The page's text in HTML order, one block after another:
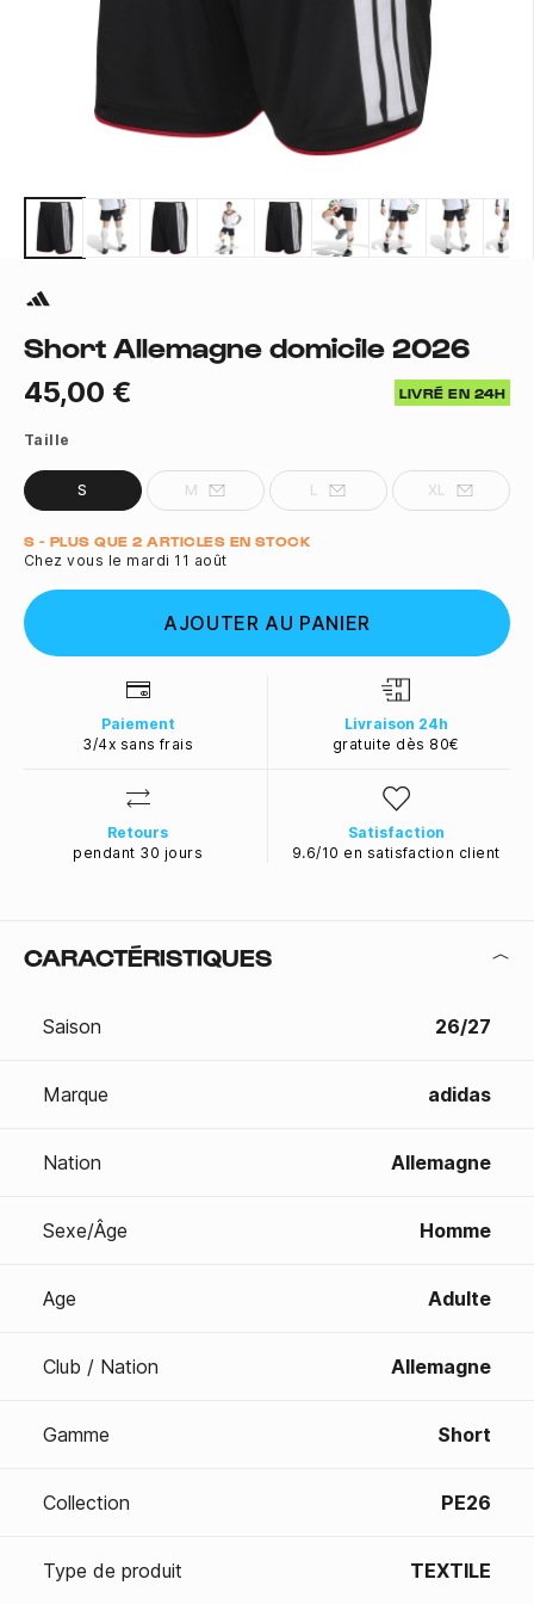
Short Allemagne domicile 2026
45,00 € LIVRÉ EN 24H
Taille
S M L XL
Quantité
S - PLUS QUE 2 ARTICLES EN STOCK
Chez vous le mardi 11 août
AJOUTER AU PANIER
Paiement
3/4x sans frais
Livraison 24h
gratuite dès 80€
Retours
pendant 30 jours
Satisfaction
9.6/10 en satisfaction client
CARACTÉRISTIQUES
Saison 26/27
Marque adidas
Nation Allemagne
Sexe/Âge Homme
Age Adulte
Club / Nation Allemagne
Gamme Short
Collection PE26
Type de produit TEXTILE